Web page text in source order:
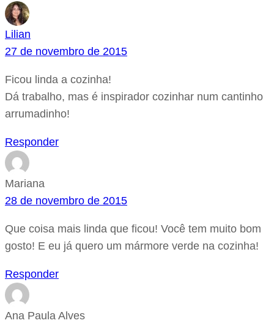
Lilian
27 de novembro de 2015
Ficou linda a cozinha!
Dá trabalho, mas é inspirador cozinhar num cantinho
arrumadinho!
Responder
Mariana
28 de novembro de 2015
Que coisa mais linda que ficou! Você tem muito bom
gosto! E eu já quero um mármore verde na cozinha!
Responder
Ana Paula Alves